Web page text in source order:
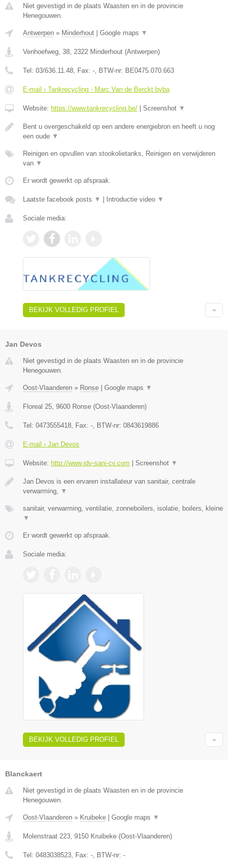
Niet gevestigd in de plaats Waasten en in de provincie
Henegouwen.
Antwerpen » Minderhout | Google maps ▼
Venhoefweg, 38 2322 Minderhout (Antwerpen)
Tel: 03/636.11.48 , Fax: - , BTW-nr: BE0475.070.663
E-mail › Tankrecycling - Marc Van de Berckt bvba
Website: https://www.tankrecycling.be/ | Screenshot ▼
Bent u overgeschakeld op een andere energiebron en heeft u nog
een oude ▼
Reinigen en opvullen van stookolietanks, Reinigen en verwijderen
van ▼
Er wordt gewerkt op afspraak.
Laatste facebook posts ▼ | Introductie video ▼
Sociale media:
BEKIJK VOLLEDIG PROFIEL
Jan Devos
Niet gevestigd in de plaats Waasten en in de provincie
Henegouwen.
Oost-Vlaanderen » Ronse Google maps ▼
Floreal 25 9600 Ronse (Oost-Vlaanderen)
Tel: 0473555418 , Fax: - , BTW-nr: 0843619886
E-mail › Jan Devos
Website: http://www.jdv-sani-cv.com Screenshot ▼
Jan Devos is een ervaren installateur van sanitair, centrale
verwarming,
▼
sanitair, verwarming, ventilatie, zonneboilers, isolatie, boilers, kleine
▼
Er wordt gewerkt op afspraak.
Sociale media:
BEKIJK VOLLEDIG PROFIEL
Blanckaert
Niet gevestigd in de plaats Waasten en in de provincie
Henegouwen.
Oost-Vlaanderen » Kruibeke Google maps ▼
Molenstraat 223 9150 Kruibeke (Oost-Vlaanderen)
Tel: 0483038523 , Fax: - , BTW-nr: -